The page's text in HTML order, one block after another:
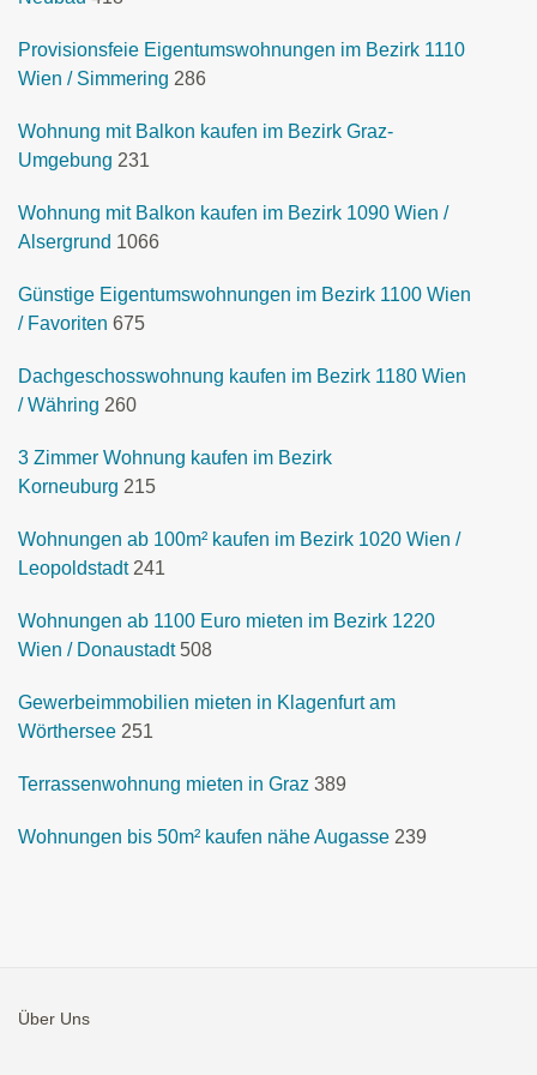
Provisionsfeie Eigentumswohnungen im Bezirk 1110
Wien / Simmering 286
Wohnung mit Balkon kaufen im Bezirk Graz-
Umgebung 231
Wohnung mit Balkon kaufen im Bezirk 1090 Wien /
Alsergrund 1066
Günstige Eigentumswohnungen im Bezirk 1100 Wien
/ Favoriten 675
Dachgeschosswohnung kaufen im Bezirk 1180 Wien
/ Währing 260
3 Zimmer Wohnung kaufen im Bezirk
Korneuburg 215
Wohnungen ab 100m² kaufen im Bezirk 1020 Wien /
Leopoldstadt 241
Wohnungen ab 1100 Euro mieten im Bezirk 1220
Wien / Donaustadt 508
Gewerbeimmobilien mieten in Klagenfurt am
Wörthersee 251
Terrassenwohnung mieten in Graz 389
Wohnungen bis 50m² kaufen nähe Augasse 239
Über Uns